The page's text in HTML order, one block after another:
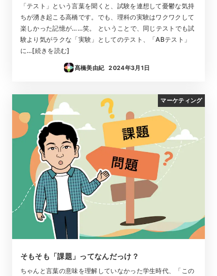
「テスト」という言葉を聞くと、試験を連想して憂鬱な気持
ちが湧き起こる高橋です。でも、理科の実験はワクワクして
楽しかった記憶が……笑。 ということで、同じテストでも試
験より気がラクな「実験」としてのテスト、「ABテスト」
に…[続きを読む]
髙橋美由紀
投稿日
2024年3月1日
マーケティング
そもそも「課題」ってなんだっけ？
ちゃんと言葉の意味を理解していなかった学生時代、「この